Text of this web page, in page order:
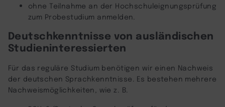
ohne Teilnahme an der Hochschuleignungsprüfung
zum Probestudium anmelden.
Deutschkenntnisse von ausländischen
Studieninteressierten
Für das reguläre Studium benötigen wir einen Nachweis
der deutschen Sprachkenntnisse. Es bestehen mehrere
Nachweismöglichkeiten, wie z. B.